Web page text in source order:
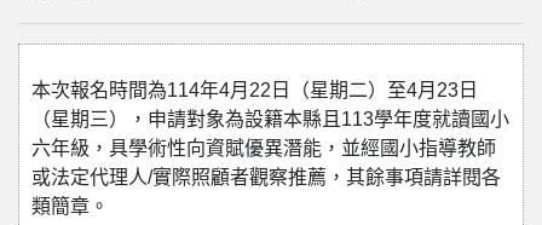
本次報名時間為114年4月22日（星期二）至4月23日
（星期三），申請對象為設籍本縣且113學年度就讀國小
六年級，具學術性向資賦優異潛能，並經國小指導教師
或法定代理人/實際照顧者觀察推薦，其餘事項請詳閱各
類簡章。